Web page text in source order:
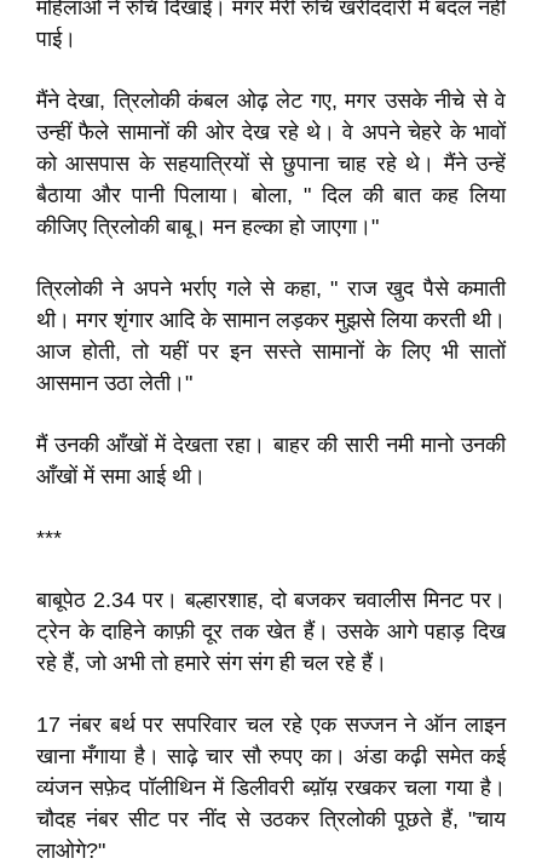
महिलाओं ने रुचि दिखाई। मगर मेरी रुचि खरीददारी में बदल नहीं
पाई।
मैंने देखा, त्रिलोकी कंबल ओढ़ लेट गए, मगर उसके नीचे से वे
उन्हीं फैले सामानों की ओर देख रहे थे। वे अपने चेहरे के भावों
को आसपास के सहयात्रियों से छुपाना चाह रहे थे। मैंने उन्हें
बैठाया और पानी पिलाया। बोला, " दिल की बात कह लिया
कीजिए त्रिलोकी बाबू। मन हल्का हो जाएगा।"
त्रिलोकी ने अपने भर्राए गले से कहा, " राज खुद पैसे कमाती
थी। मगर शृंगार आदि के सामान लड़कर मुझसे लिया करती थी।
आज होती, तो यहीं पर इन सस्ते सामानों के लिए भी सातों
आसमान उठा लेती।"
मैं उनकी आँखों में देखता रहा। बाहर की सारी नमी मानो उनकी
आँखों में समा आई थी।
***
बाबूपेठ 2.34 पर। बल्हारशाह, दो बजकर चवालीस मिनट पर।
ट्रेन के दाहिने काफ़ी दूर तक खेत हैं। उसके आगे पहाड़ दिख
रहे हैं, जो अभी तो हमारे संग संग ही चल रहे हैं।
17 नंबर बर्थ पर सपरिवार चल रहे एक सज्जन ने ऑन लाइन
खाना मँगाया है। साढ़े चार सौ रुपए का। अंडा कढ़ी समेत कई
व्यंजन सफ़ेद पॉलीथिन में डिलीवरी ब्य़ॉय़ रखकर चला गया है।
चौदह नंबर सीट पर नींद से उठकर त्रिलोकी पूछते हैं, "चाय
लाओगे?"